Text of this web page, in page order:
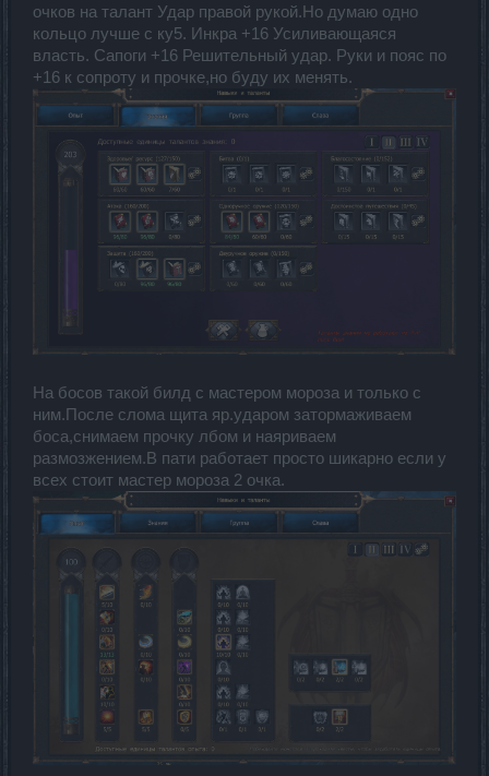
очков на талант Удар правой рукой.Но думаю одно
кольцо лучше с ку5. Инкра +16 Усиливающаяся
власть. Сапоги +16 Решительный удар. Руки и пояс по
+16 к сопроту и прочке,но буду их менять.
На босов такой билд с мастером мороза и только с
ним.После слома щита яр.ударом затормаживаем
боса,снимаем прочку лбом и наяриваем
размозжением.В пати работает просто шикарно если у
всех стоит мастер мороза 2 очка.